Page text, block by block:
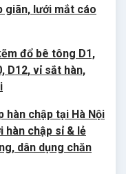
giãn, lưới mắt cáo
đổ bê tông D1,
D12, vỉ sắt hàn,
hàn chập tại Hà Nội
hàn chập sỉ & lẻ
dân dụng chăn